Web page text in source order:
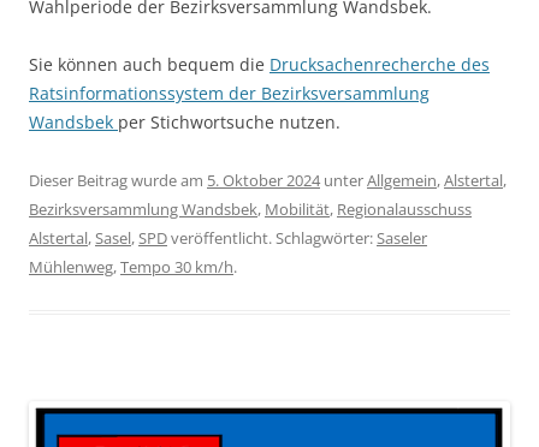
Wahlperiode der Bezirksversammlung Wandsbek.
Sie können auch bequem die Drucksachenrecherche des
Ratsinformationssystem der Bezirksversammlung
Wandsbek per Stichwortsuche nutzen.
Dieser Beitrag wurde am 5. Oktober 2024unterAllgemein,Alstertal,
Bezirksversammlung Wandsbek, Mobilität, Regionalausschuss
Alstertal,Sasel,SPDveröffentlicht. Schlagwörter:Saseler
Mühlenweg,Tempo 30 km/h.